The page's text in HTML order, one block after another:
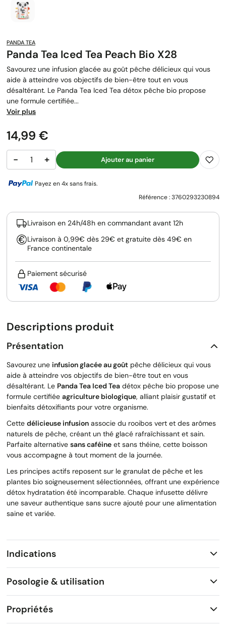
PANDA TEA
Panda Tea Iced Tea Peach Bio X28
Savourez une infusion glacée au goût pêche délicieux qui vous
aide à atteindre vos objectifs de bien-être tout en vous
désaltérant. Le Panda Tea Iced Tea détox pêche bio propose
une formule certifiée...
Voir plus
Prix
14,99 €
− + Ajouter au panier
Payez en 4x sans frais.
Référence :3760293230894
Livraison en 24h/48h en commandant avant 12h
Livraison à 0,99€ dès 29€ et gratuite dès 49€ en
France continentale
Paiement sécurisé
Descriptions produit
Présentation
Savourez une infusion glacée au goût pêche délicieux qui vous
aide à atteindre vos objectifs de bien-être tout en vous
désaltérant. Le Panda Tea Iced Tea détox pêche bio propose une
formule certifiée agriculture biologique, alliant plaisir gustatif et
bienfaits détoxifiants pour votre organisme.
Cette délicieuse infusion associe du rooibos vert et des arômes
naturels de pêche, créant un thé glacé rafraîchissant et sain.
Parfaite alternative sans caféine et sans théine, cette boisson
vous accompagne à tout moment de la journée.
Les principes actifs reposent sur le granulat de pêche et les
plantes bio soigneusement sélectionnées, offrant une expérience
détox hydratation été incomparable. Chaque infusette délivre
une saveur authentique sans sucre ajouté pour une alimentation
saine et variée.
Indications
Posologie & utilisation
Propriétés